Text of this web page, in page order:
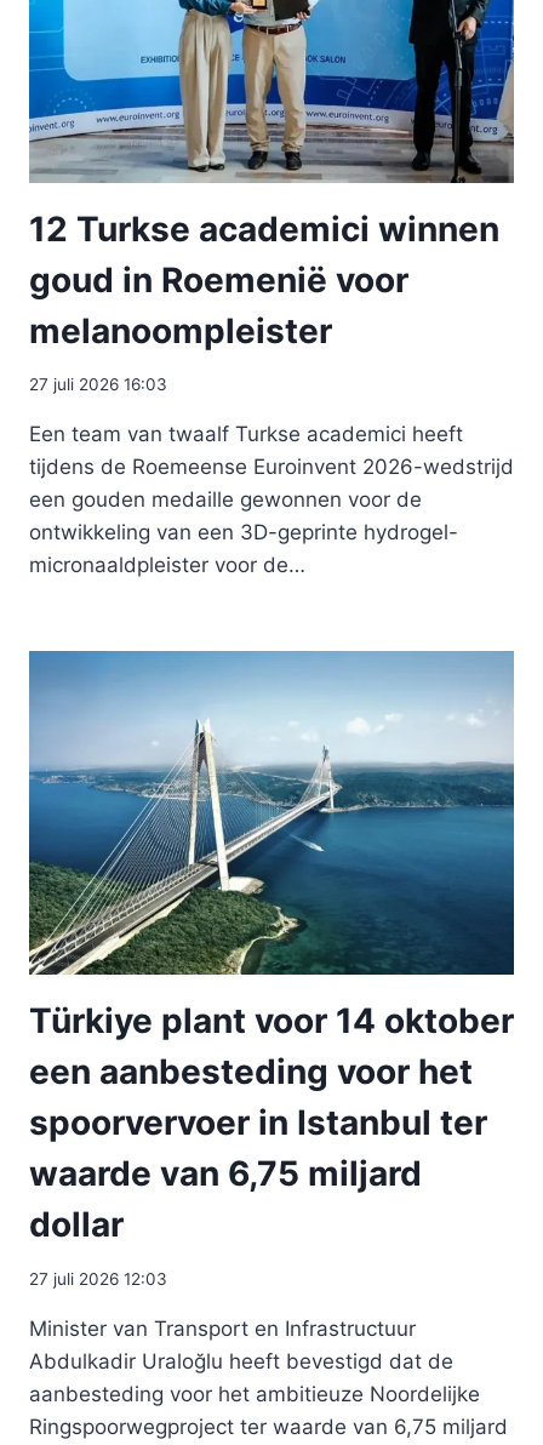
12 Turkse academici winnen
goud in Roemenië voor
melanoompleister
27 juli 2026 16:03
Een team van twaalf Turkse academici heeft
tijdens de Roemeense Euroinvent 2026-wedstrijd
een gouden medaille gewonnen voor de
ontwikkeling van een 3D-geprinte hydrogel-
micronaaldpleister voor de…
Türkiye plant voor 14 oktober
een aanbesteding voor het
spoorvervoer in Istanbul ter
waarde van 6,75 miljard
dollar
27 juli 2026 12:03
Minister van Transport en Infrastructuur
Abdulkadir Uraloğlu heeft bevestigd dat de
aanbesteding voor het ambitieuze Noordelijke
Ringspoorwegproject ter waarde van 6,75 miljard